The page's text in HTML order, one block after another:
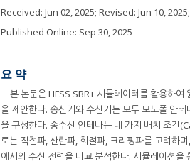
Received: Jun 02, 2025; Revised: Jun 10, 2025
Published Online: Sep 30, 2025
요 약
본 논문은 HFSS SBR+ 시뮬레이터를 활용하
을 제안한다. 송신기와 수신기는 모두 모노폴 안
을 구성한다. 송수신 안테나는 네 가지 배치 조건
로는 직접파, 산란파, 회절파, 크리핑파를 고려하
에서의 수신 전력을 비교 분석한다. 시뮬레이션